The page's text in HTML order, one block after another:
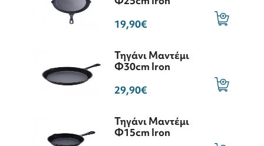
19,90€
Τηγάνι Μαντέμι
Φ30cm Iron
29,90€
Τηγάνι Μαντέμι
Φ15cm Iron